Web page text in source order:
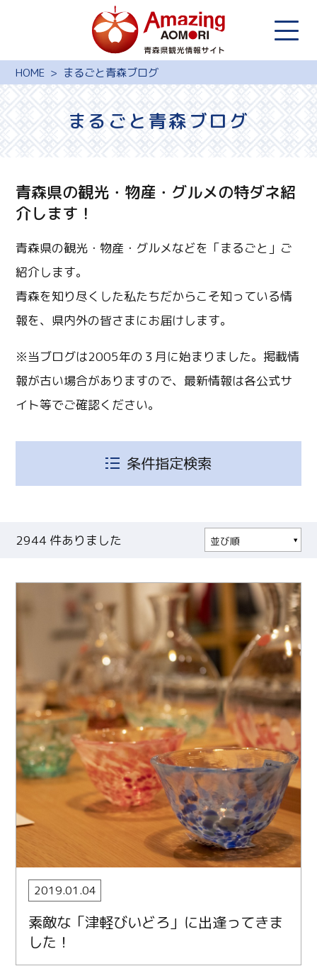
HOME まるごと青森ブログ
まるごと青森ブログ
青森県の観光・物産・グルメの特ダネ紹
介します！
青森県の観光・物産・グルメなどを「まるごと」ご
紹介します。
青森を知り尽くした私たちだからこそ知っている情
報を、県内外の皆さまにお届けします。
※当ブログは2005年の３月に始まりました。掲載情
報が古い場合がありますので、最新情報は各公式サ
イト等でご確認ください。
条件指定検索
2944 件ありました
並び順
投稿日順
素敵な「津軽びいどろ」に出逢ってきま
した！
2019.01.04